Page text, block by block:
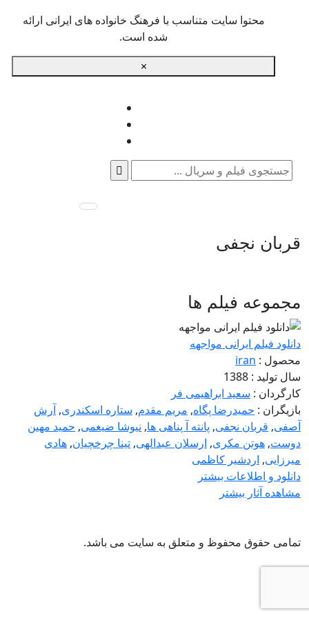
محتوا سایت متناسب با فرهنگ خانواده های ایرانی ارائه
شده است.
×
جستجو
برای:
قربان نجفی
مجموعه فیلم ها
دانلود فیلم ایرانی مواجهه
محصول : iran
سال تولید : 1388
کارگردان : سعید ابراهیمی فر
بازیگران : حمیدرضا پگاه, مریم مقدم, ستاره اسکندری, آرش
آصفی, قربان نجفی, پانته آ پناهی ها, نیوشا ضیغمی, حمید مهین
دوست, هوتن مکری, ارسلان عبدالهی, تینا چرخچیان, هادی
میرزایی, اردشیر کاظمی
دانلود و اطلاعات بیشتر
مشاهده آثار بیشتر
تمامی حقوق محفوظ و متعلق به سایت می باشد.